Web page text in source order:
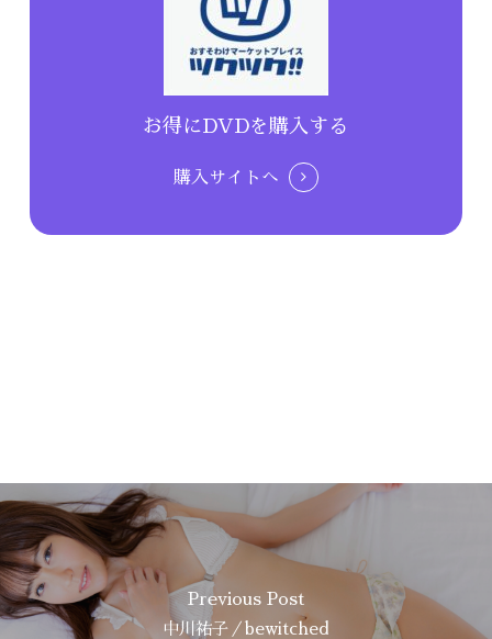
お得にDVDを購入する
購入サイトへ
Previous Post
中川祐子／bewitched